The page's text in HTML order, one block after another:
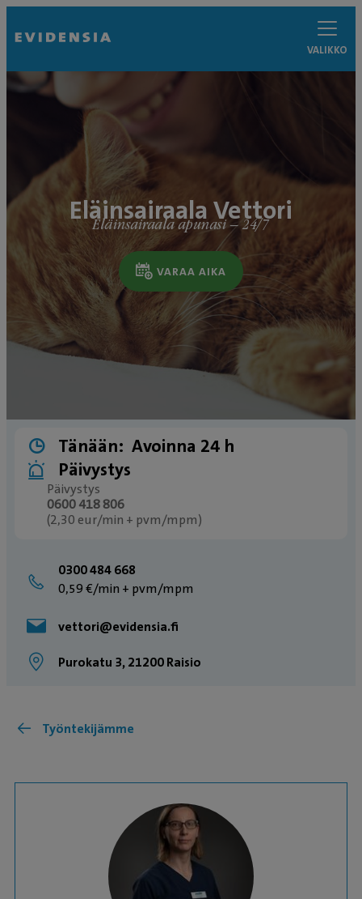
VALIKKO
Eläinsairaala Vettori
Eläinsairaala apunasi – 24/7
VARAA AIKA
Tänään: Avoinna 24 h
Päivystys
Päivystys
0600 418 806
(2,30 eur/min + pvm/mpm)
0300 484 668
0,59 €/min + pvm/mpm
vettori@evidensia.fi
Purokatu 3, 21200 Raisio
Työntekijämme